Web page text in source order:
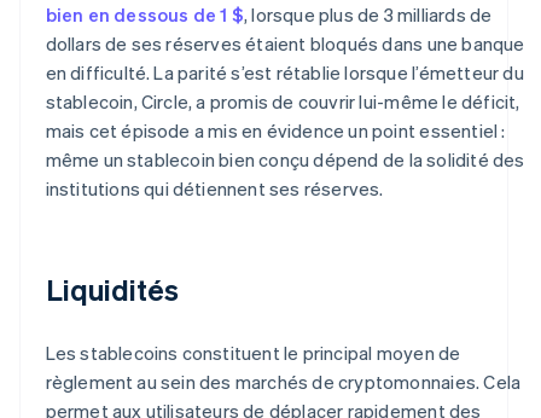
bien en dessous de 1 $, lorsque plus de 3 milliards de
dollars de ses réserves étaient bloqués dans une banque
en difficulté. La parité s’est rétablie lorsque l’émetteur du
stablecoin, Circle, a promis de couvrir lui-même le déficit,
mais cet épisode a mis en évidence un point essentiel :
même un stablecoin bien conçu dépend de la solidité des
institutions qui détiennent ses réserves.
Liquidités
Les stablecoins constituent le principal moyen de
règlement au sein des marchés de cryptomonnaies. Cela
permet aux utilisateurs de déplacer rapidement des